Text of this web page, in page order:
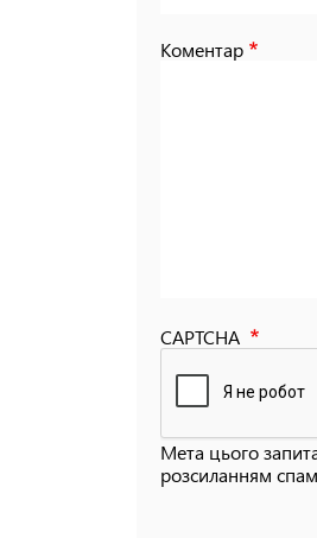
Коментар
CAPTCHA
Мета цього
розсиланням